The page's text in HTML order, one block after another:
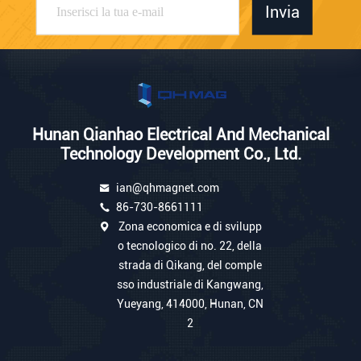
Invia
Hunan Qianhao Electrical And Mechanical
Technology Development Co., Ltd.
ian@qhmagnet.com
86-730-8661111
Zona economica e di svilupp
o tecnologico di no. 22, della
strada di Qikang, del comple
sso industriale di Kangwang,
Yueyang, 414000, Hunan, CN
2